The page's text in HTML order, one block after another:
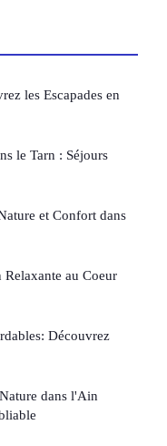
les Escapades en
le Tarn : Séjours
et Confort dans
au Coeur
Découvrez
dans l'Ain